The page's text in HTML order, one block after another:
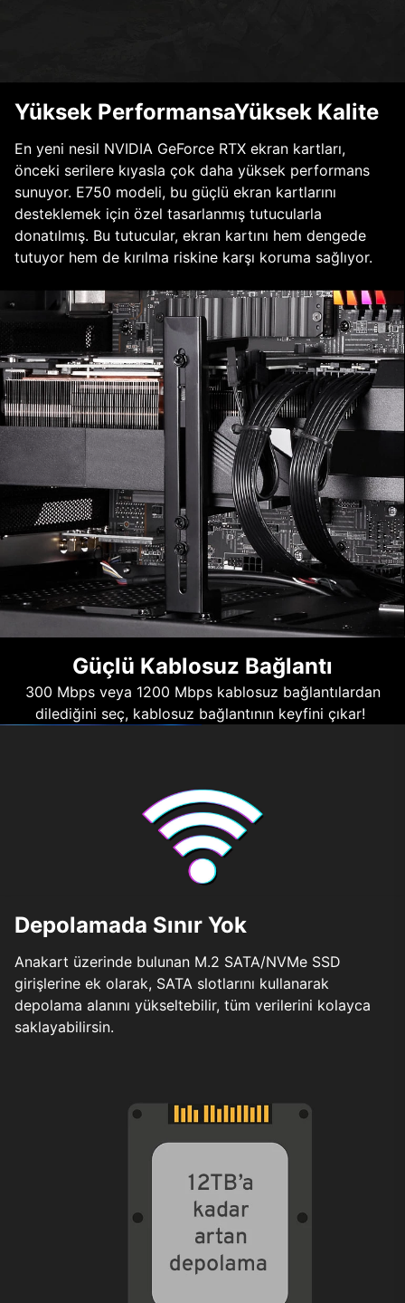
Yüksek PerformansaYüksek Kalite
En yeni nesil NVIDIA GeForce RTX ekran kartları,
önceki serilere kıyasla çok daha yüksek performans
sunuyor. E750 modeli, bu güçlü ekran kartlarını
desteklemek için özel tasarlanmış tutucularla
donatılmış. Bu tutucular, ekran kartını hem dengede
tutuyor hem de kırılma riskine karşı koruma sağlıyor.
Güçlü Kablosuz Bağlantı
300 Mbps veya 1200 Mbps kablosuz bağlantılardan
dilediğini seç, kablosuz bağlantının keyfini çıkar!
Depolamada Sınır Yok
Anakart üzerinde bulunan M.2 SATA/NVMe SSD
girişlerine ek olarak, SATA slotlarını kullanarak
depolama alanını yükseltebilir, tüm verilerini kolayca
saklayabilirsin.